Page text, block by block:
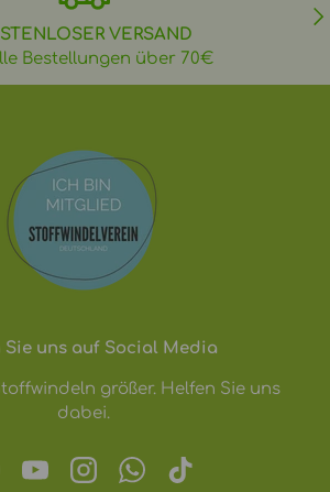
VERSAND
Bestellungen über 70€
Sie uns auf Social Media
größer. Helfen Sie uns
dabei.
YouTubeInstagramWhatsApp
TikTok